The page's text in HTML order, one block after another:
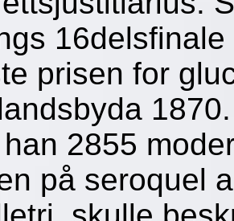
prisen for
2855
på seroquel